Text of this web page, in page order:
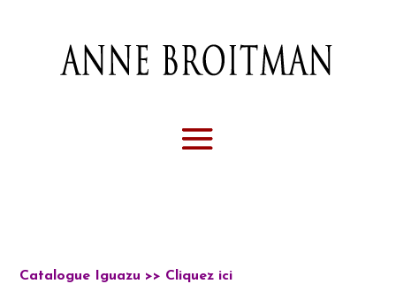
Catalogue Iguazu >> Cliquez ici